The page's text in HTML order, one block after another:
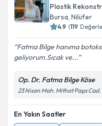
Plastik
Bursa, Nilüfer
4.9 (119
Fatma Bilge hanıma
geliyorum.Sıcak ve...
Op. Dr. Fatma Bilge Köse
23 Nisan Mah. Mithat Paşa Cad.
En Yakın Saatler